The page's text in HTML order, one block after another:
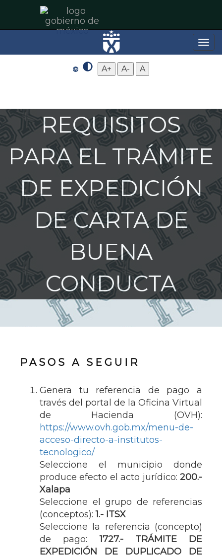
A+ A- A
Toggle
REQUISITOS
PARA EL TRÁMITE
DE EXPEDICIÓN
DE CARTA DE
BUENA
CONDUCTA
PASOS A SEGUIR
Genera tu referencia de pago a
través del portal de la Oficina Virtual
de Hacienda (OVH):
https://www.ovh.gob.mx/menu-de-
acceso-directo-a-institutos-
tecnologico/
Seleccione el municipio donde
produce efecto el acto jurídico: 200.-
Xalapa
Seleccione el grupo de referencias
(conceptos):1.- ITSX
Seleccione la referencia (concepto)
de pago:1727.- TRÁMITE DE
EXPEDICIÓN DE DUPLICADO DE